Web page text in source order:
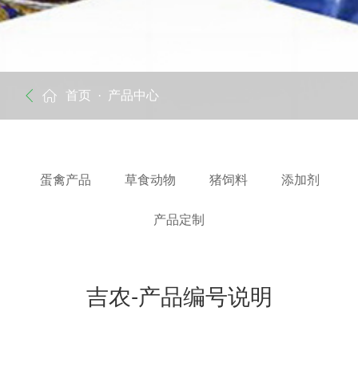
首页 · 产品中心
蛋禽产品 草食动物 猪饲料 添加剂
产品定制
吉农-产品编号说明